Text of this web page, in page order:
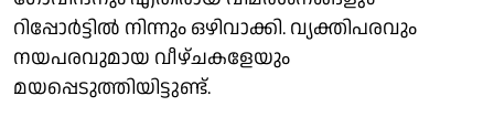
റിപ്പോർട്ടിൽ നിന്നും ഒഴിവാക്കി. വ്യക്തിപരവും
നയപരവുമായ വീഴ്ചകളേയും
മയപ്പെടുത്തിയിട്ടുണ്ട്.